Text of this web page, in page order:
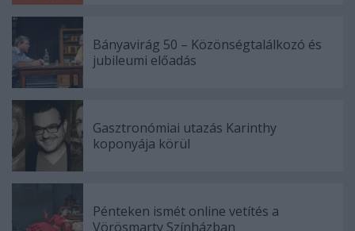
Bányavirág 50 – Közönségtalálkozó és
jubileumi előadás
Gasztronómiai utazás Karinthy
koponyája körül
Pénteken ismét online vetítés a
Vörösmarty Színházban